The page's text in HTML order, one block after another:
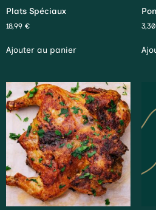
Plats Spéciaux
18,99 €
Ajouter au panier
3,30